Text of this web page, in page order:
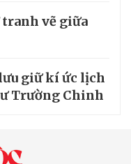
tranh vẽ giữa
giữ kí ức lịch
Trường Chinh